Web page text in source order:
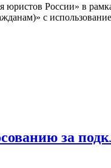
России» в
с
за